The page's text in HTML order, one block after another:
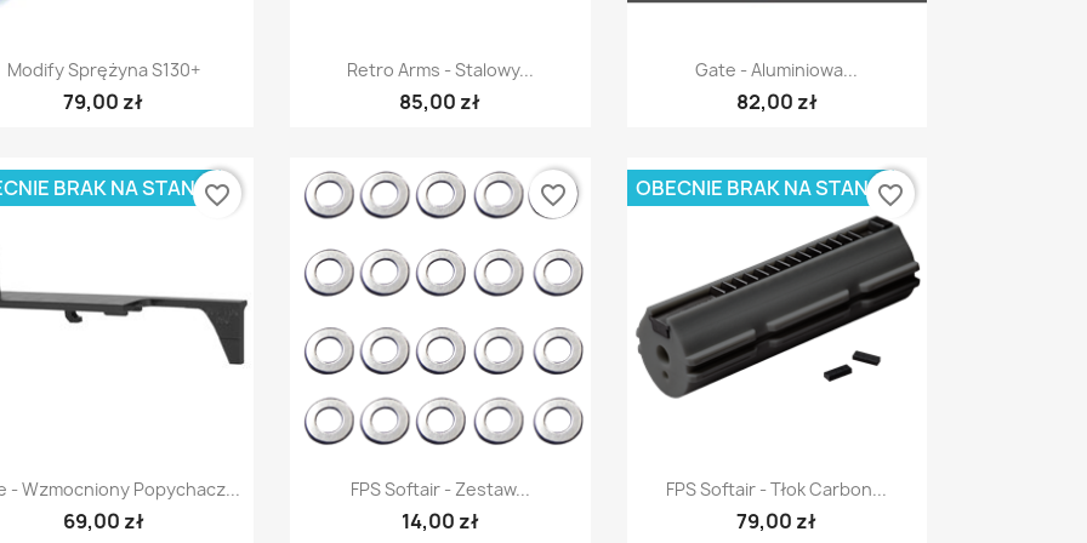
Szybki podgląd
Modify Sprężyna S130+
79,00 zł
Szybki podgląd
Retro Arms - Stalowy...
85,00 zł
Szybki podgląd
Gate - Aluminiowa...
82,00 zł
Szybki podgląd
- Wzmocniony Popychacz...
69,00 zł
BRAK NA STANIEfavorite_border
Szybki podgląd
FPS Softair - Zestaw...
14,00 zł
favorite_border
Szybki podgląd
FPS Softair - Tłok Carbon...
79,00 zł
OBECNIE BRAK NA STANIEfavorite_border